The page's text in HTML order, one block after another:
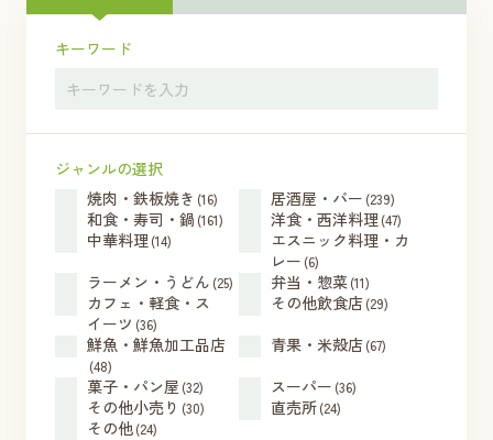
キーワード
ジャンルの選択
焼肉・鉄板焼き (16) 居酒屋・バー (239)
和食・寿司・鍋 (161) 洋食・西洋料理 (47)
中華料理 (14)
エスニック料理・カ
レー (6)
ラーメン・うどん (25) 弁当・惣菜(11)
カフェ・軽食・ス
イーツ (36)
その他飲食店(29)
鮮魚・鮮魚加工品店
(48)
青果・米殻店(67)
菓子・パン屋 (32) スーパー (36)
その他小売り (30) 直売所(24)
その他(24)